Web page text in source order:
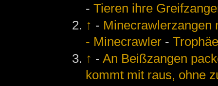
-Tieren ihre
↑ - Minecrawlerzangen
- Minecrawler -
↑ -An Beißzangen
kommt mit raus, ohne